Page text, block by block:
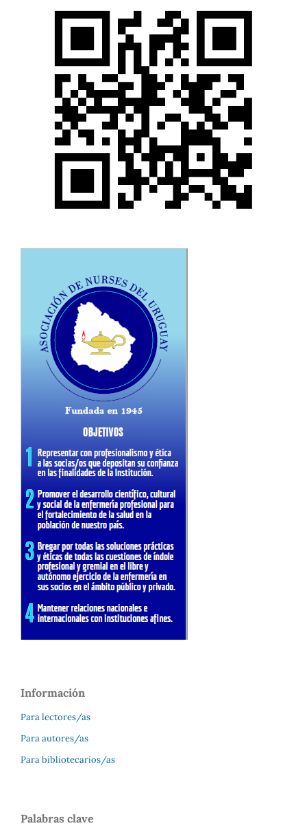
Información
Para lectores/as
Para autores/as
Para bibliotecarios/as
Palabras clave